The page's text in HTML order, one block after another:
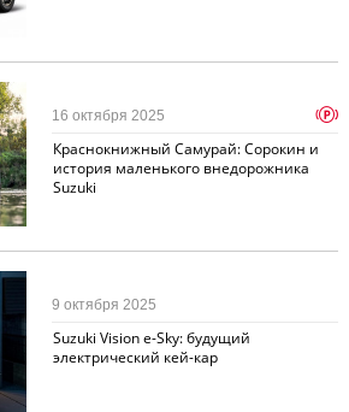
Краснокнижный Самурай: Сорокин и
история маленького внедорожника
Suzuki
16 октября 2025 p
Suzuki Vision e-Sky: будущий
электрический кей-кар
9 октября 2025